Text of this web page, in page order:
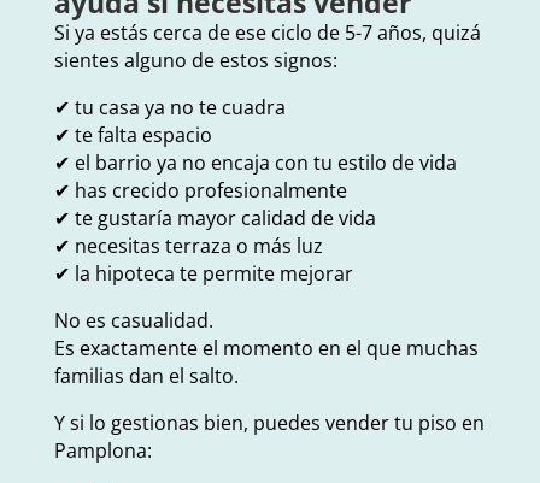
Si ya estás cerca de ese ciclo de 5-7 años, quizá
sientes alguno de estos signos:
✔ tu casa ya no te cuadra
✔ te falta espacio
✔ el barrio ya no encaja con tu estilo de vida
✔ has crecido profesionalmente
✔ te gustaría mayor calidad de vida
✔ necesitas terraza o más luz
✔ la hipoteca te permite mejorar
No es casualidad.
Es exactamente el momento en el que muchas
familias dan el salto.
Y si lo gestionas bien, puedes vender tu piso en
Pamplona: